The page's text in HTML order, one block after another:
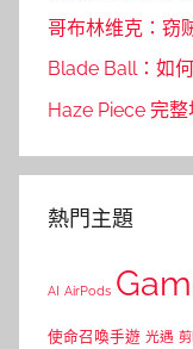
哥布林维克：窃
Blade Ball：如
Haze Piece 完
熱門主題
AI AirPods
使命召喚手遊 光遇